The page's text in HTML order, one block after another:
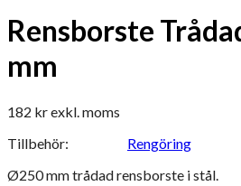
Rensborste
mm
182 krexkl. moms
Tillbehör:
Rengöring
Ø250 mm trådad rensborste i stål.